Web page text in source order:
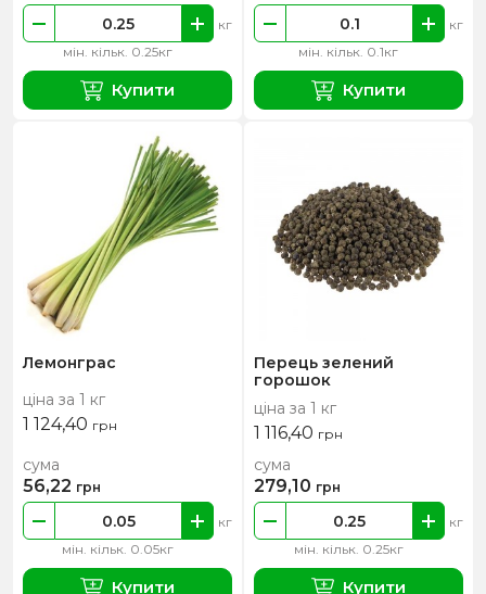
мін. кільк. 0.25кг
кг
Купити
мін. кільк. 0.1кг
кг
Купити
Лемонграс
ціна за 1 кг
1 124,40 грн
мін. кільк. 0.05кг
кг
сума
56,22 грн
Купити
Перець зелений
горошок
ціна за 1 кг
1 116,40 грн
мін. кільк. 0.25кг
кг
сума
279,10 грн
Купити